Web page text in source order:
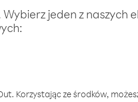
jeden z naszych
Korzystając ze środków,